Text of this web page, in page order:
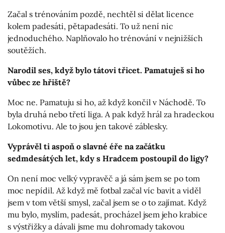
Začal s trénováním pozdě, nechtěl si dělat licence
kolem padesáti, pětapadesáti. To už není nic
jednoduchého. Naplňovalo ho trénování v nejnižších
soutěžích.
Narodil ses, když bylo tátovi třicet. Pamatuješ si ho
vůbec ze hřiště?
Moc ne. Pamatuju si ho, až když končil v Náchodě. To
byla druhá nebo třetí liga. A pak když hrál za hradeckou
Lokomotivu. Ale to jsou jen takové záblesky.
Vyprávěl ti aspoň o slavné éře na začátku
sedmdesátých let, kdy s Hradcem postoupil do ligy?
On není moc velký vypravěč a já sám jsem se po tom
moc nepídil. Až když mě fotbal začal víc bavit a viděl
jsem v tom větší smysl, začal jsem se o to zajímat. Když
mu bylo, myslím, padesát, procházel jsem jeho krabice
s výstřižky a dávali jsme mu dohromady takovou